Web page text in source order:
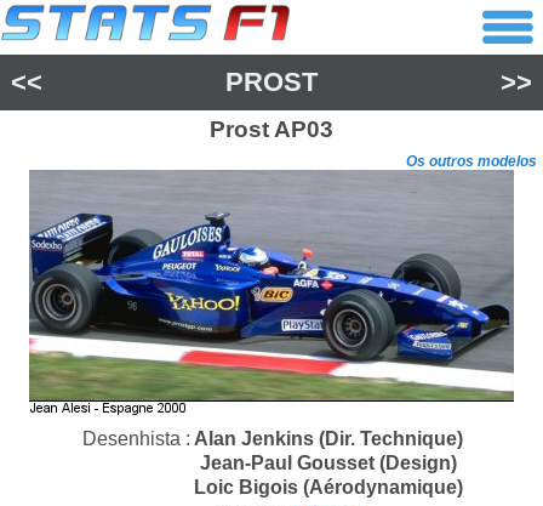
<< PROST >>
Prost AP03
Os outros modelos
Desenhista : Alan Jenkins (Dir. Technique)
Jean-Paul Gousset (Design)
Loic Bigois (Aérodynamique)